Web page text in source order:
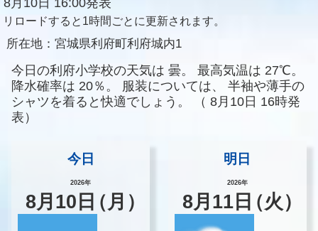
8月10日 16:00発表
リロードすると1時間ごとに更新されます。
所在地： 宮城県利府町利府城内1
今日の利府小学校の天気は 曇。 最高気温は 27℃。
降水確率は 20％。 服装については、
半袖や薄手の
シャツを着ると快適でしょう。
（ 8月10日 16時発
表）
今日
2026年
8月 10 日（月）
明日
2026年
8月 11日（火）